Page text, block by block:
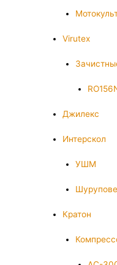
Virutex
Джилекс
Интерскол
УШМ
Кратон